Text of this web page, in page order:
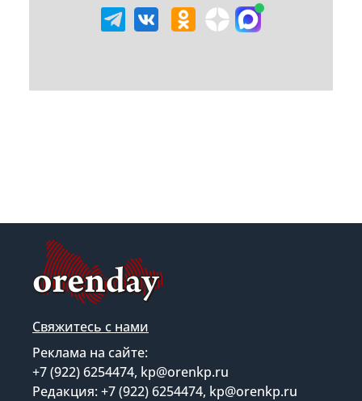
Свяжитесь с нами
Реклама на сайте:
+7 (922) 6254474, kp@orenkp.ru
Редакция: +7 (922) 6254474, kp@orenkp.ru